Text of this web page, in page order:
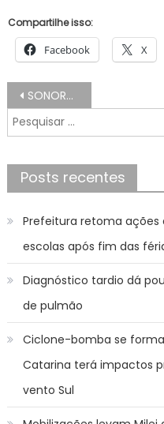
Compartilhe isso:
Facebook X
Navegação
de
Post
SONORA – Saúde SC promove evento em alusão ao Dia Nacional do Teste do Pezinho e reforça importância do exame
Pesquisar
por:
Posts recentes
Prefeitura retoma
escolas após fim das
Diagnóstico tardio dá
de pulmão
Ciclone-bomba se
Catarina terá impactos
vento Sul